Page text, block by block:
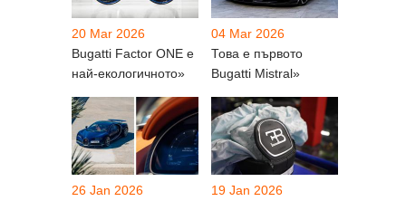
20 Mar 2026
Bugatti Factor ONE е
най-екологичното»
04 Mar 2026
Това е първото
Bugatti Mistral»
26 Jan 2026
19 Jan 2026